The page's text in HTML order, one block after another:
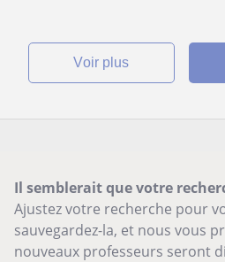
voir plus
Il semblerait que votre
Ajustez votre recherche pour
sauvegardez-la, et nous vous
nouveaux professeurs seront